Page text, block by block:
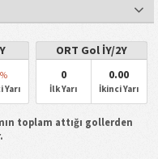
%
Yarı
ORT Gol İY/2Y
0
İlk Yarı
0.00
İkinci Yarı
toplam attığı gollerden